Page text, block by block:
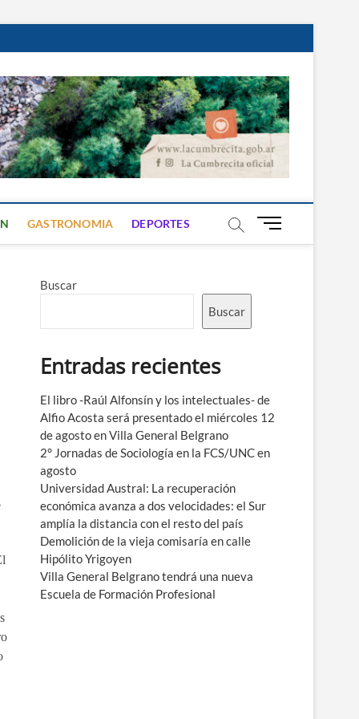
GASTRONOMIA DEPORTES
B
ú
Buscar
Buscar
Entradas recientes
El libro -Raúl Alfonsín y los intelectuales- de
Alfio Acosta será presentado el miércoles 12
de agosto en Villa General Belgrano
2° Jornadas de Sociología en la FCS/UNC en
agosto
Universidad Austral: La recuperación
económica avanza a dos velocidades: el Sur
amplía la distancia con el resto del país
Demolición de la vieja comisaría en calle
Hipólito Yrigoyen
Villa General Belgrano tendrá una nueva
Escuela de Formación Profesional